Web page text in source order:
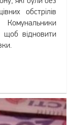
обстрілів
щоб відновити